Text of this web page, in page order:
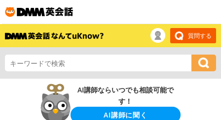
質問する
AI講師ならいつでも相談可能で
す！
AI講師に聞く